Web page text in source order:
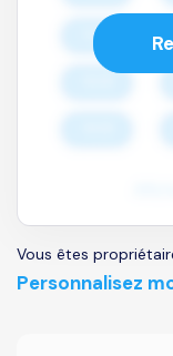
Vous êtes
Personnalisez